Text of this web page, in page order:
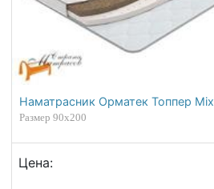
Наматрасник Орматек Топпер Mix
Размер 90х200
Цена: